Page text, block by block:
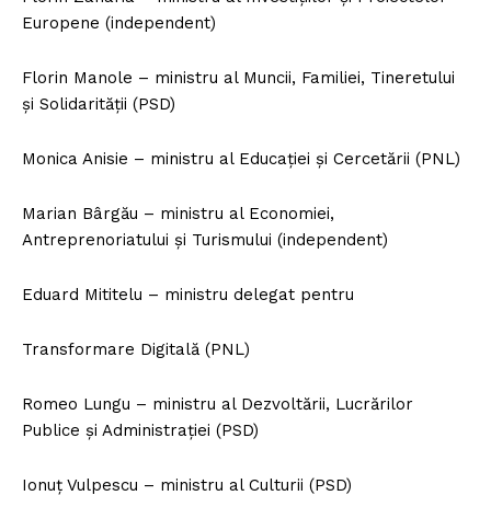
Europene (independent)
Florin Manole – ministru al Muncii, Familiei, Tineretului
și Solidarității (PSD)
Monica Anisie – ministru al Educației și Cercetării (PNL)
Marian Bârgău – ministru al Economiei,
Antreprenoriatului și Turismului (independent)
Eduard Mititelu – ministru delegat pentru
Transformare Digitală (PNL)
Romeo Lungu – ministru al Dezvoltării, Lucrărilor
Publice și Administrației (PSD)
Ionuț Vulpescu – ministru al Culturii (PSD)